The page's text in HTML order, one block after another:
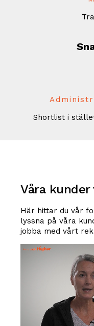
Shortlist i
Våra
Här hittar du vår
lyssna på våra
jobba med vårt